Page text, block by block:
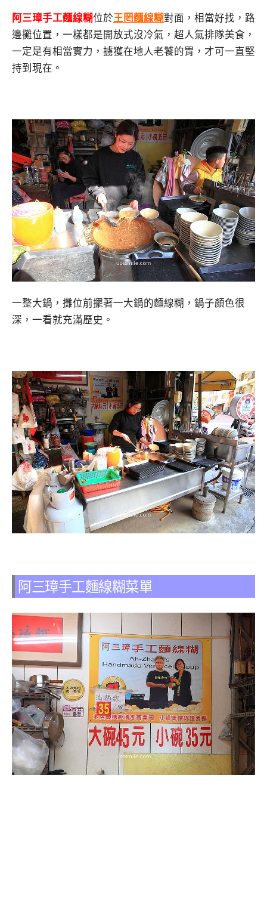
阿三璋手工麵線糊位於王罔麵線糊對面，相當好找，路
邊攤位置，一樣都是開放式沒冷氣，超人氣排隊美食，
一定是有相當實力，擄獲在地人老饕的胃，才可一直堅
持到現在。
一整大鍋，攤位前擺著一大鍋的麵線糊，鍋子顏色很
深，一看就充滿歷史。
阿三璋手工麵線糊菜單